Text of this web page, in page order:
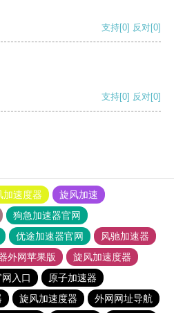
支持[0] 反对[0]
支持[0] 反对[0]
加速度器
旋风加速
狗急加速器官网
优途加速器官网
风驰加速器
外网苹果版
旋风加速度器
入口
原子加速器
旋风加速度器
外网网址导航